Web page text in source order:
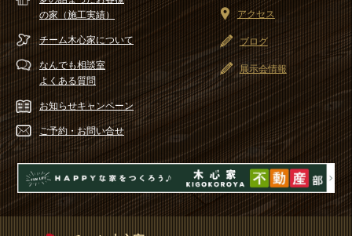
の家（施工実績）
チーム木心家について
なんでも相談室
よくある質問
お知らせキャンペーン
ご予約・ お問い合せ
アクセス
ブログ
展示会情報